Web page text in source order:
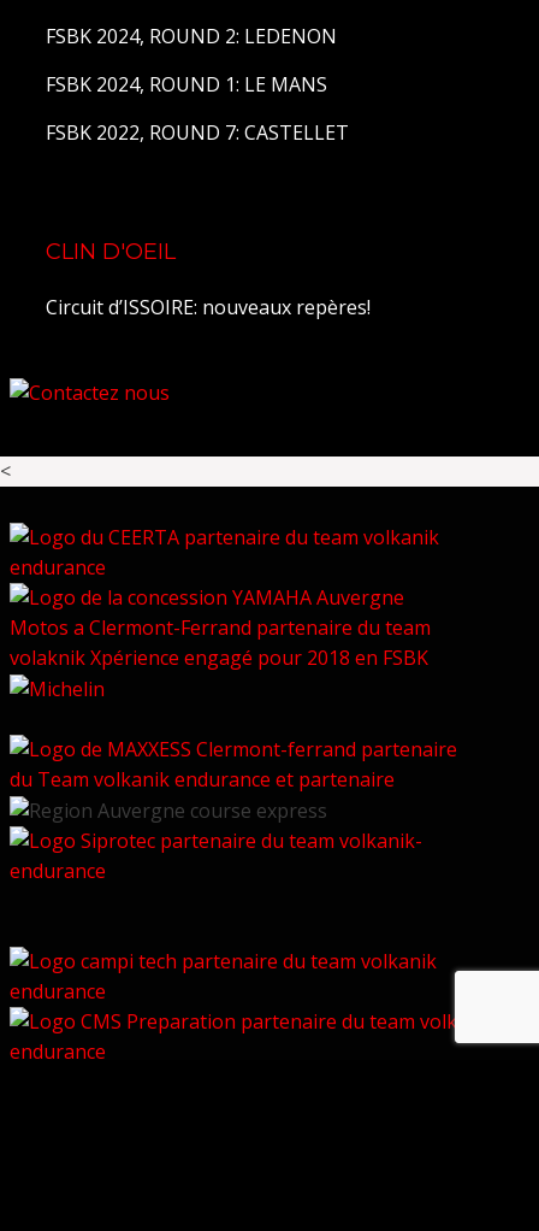
FSBK 2024, ROUND 2: LEDENON
FSBK 2024, ROUND 1: LE MANS
FSBK 2022, ROUND 7: CASTELLET
CLIN D'OEIL
Circuit d’ISSOIRE: nouveaux repères!
<